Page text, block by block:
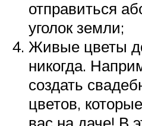
отправиться
уголок земли;
Живые цветы
никогда.
создать
цветов,